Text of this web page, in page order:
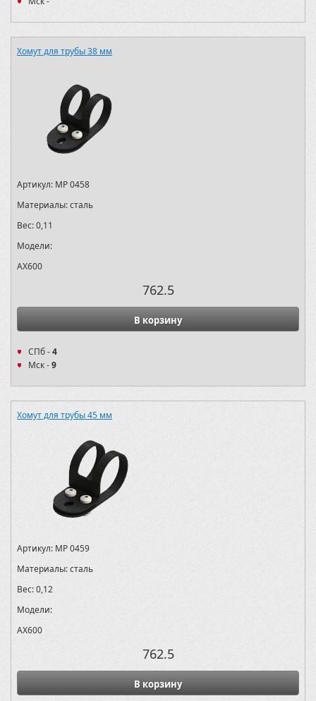
Хомут для трубы 38 мм
Артикул: MP 0458
Материалы:сталь
Вес:0,11
Модели:
AX600
762.5
В корзину
СПб -4
Мск -9
Хомут для трубы 45 мм
Артикул: MP 0459
Материалы:сталь
Вес:0,12
Модели:
AX600
762.5
В корзину